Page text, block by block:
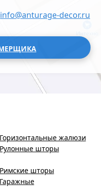
info@anturage-decor.ru
Горизонтальные жалюзи
Рулонные шторы
Римские шторы
Гаражные